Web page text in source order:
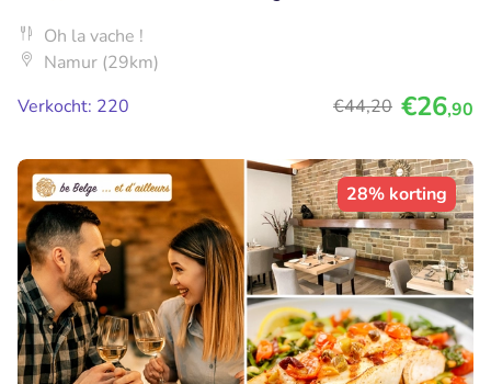
Oh la vache !
Namur (29km)
Verkocht: 220
€44,20 €26,90
28% korting